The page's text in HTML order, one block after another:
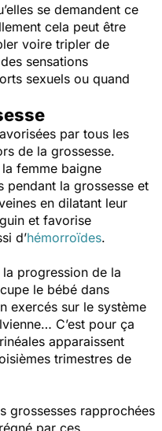
se demandent ce
cela peut être
voire tripler de
sensations
sexuels ou quand
par tous les
de la grossesse.
femme baigne
pendant la grossesse et
en dilatant leur
et favorise
d’hémorroïdes.
la progression de la
le bébé dans
exercés sur le système
C’est pour ça
apparaissent
trimestres de
grossesses rapprochées
par ces